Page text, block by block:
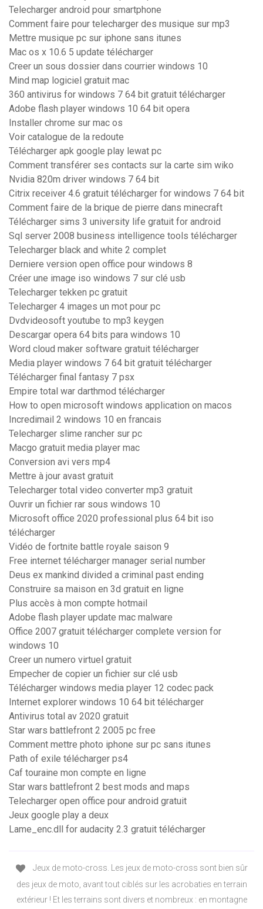
Telecharger android pour smartphone
Comment faire pour telecharger des musique sur mp3
Mettre musique pc sur iphone sans itunes
Mac os x 10.6 5 update télécharger
Creer un sous dossier dans courrier windows 10
Mind map logiciel gratuit mac
360 antivirus for windows 7 64 bit gratuit télécharger
Adobe flash player windows 10 64 bit opera
Installer chrome sur mac os
Voir catalogue de la redoute
Télécharger apk google play lewat pc
Comment transférer ses contacts sur la carte sim wiko
Nvidia 820m driver windows 7 64 bit
Citrix receiver 4.6 gratuit télécharger for windows 7 64 bit
Comment faire de la brique de pierre dans minecraft
Télécharger sims 3 university life gratuit for android
Sql server 2008 business intelligence tools télécharger
Telecharger black and white 2 complet
Derniere version open office pour windows 8
Créer une image iso windows 7 sur clé usb
Telecharger tekken pc gratuit
Telecharger 4 images un mot pour pc
Dvdvideosoft youtube to mp3 keygen
Descargar opera 64 bits para windows 10
Word cloud maker software gratuit télécharger
Media player windows 7 64 bit gratuit télécharger
Télécharger final fantasy 7 psx
Empire total war darthmod télécharger
How to open microsoft windows application on macos
Incredimail 2 windows 10 en francais
Telecharger slime rancher sur pc
Macgo gratuit media player mac
Conversion avi vers mp4
Mettre à jour avast gratuit
Telecharger total video converter mp3 gratuit
Ouvrir un fichier rar sous windows 10
Microsoft office 2020 professional plus 64 bit iso
télécharger
Vidéo de fortnite battle royale saison 9
Free internet télécharger manager serial number
Deus ex mankind divided a criminal past ending
Construire sa maison en 3d gratuit en ligne
Plus accès à mon compte hotmail
Adobe flash player update mac malware
Office 2007 gratuit télécharger complete version for
windows 10
Creer un numero virtuel gratuit
Empecher de copier un fichier sur clé usb
Télécharger windows media player 12 codec pack
Internet explorer windows 10 64 bit télécharger
Antivirus total av 2020 gratuit
Star wars battlefront 2 2005 pc free
Comment mettre photo iphone sur pc sans itunes
Path of exile télécharger ps4
Caf touraine mon compte en ligne
Star wars battlefront 2 best mods and maps
Telecharger open office pour android gratuit
Jeux google play a deux
Lame_enc.dll for audacity 2.3 gratuit télécharger
Jeux de moto-cross. Les jeux de moto-cross sont bien sûr
des jeux de moto, avant tout ciblés sur les acrobaties en terrain
extérieur ! Et les terrains sont divers et nombreux : en montagne